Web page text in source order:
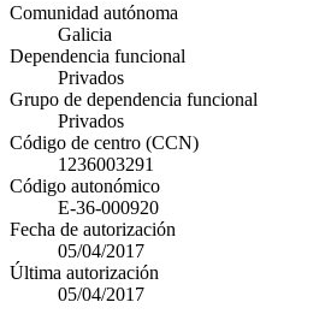
Comunidad autónoma
Galicia
Dependencia funcional
Privados
Grupo de dependencia funcional
Privados
Código de centro (CCN)
1236003291
Código autonómico
E-36-000920
Fecha de autorización
05/04/2017
Última autorización
05/04/2017